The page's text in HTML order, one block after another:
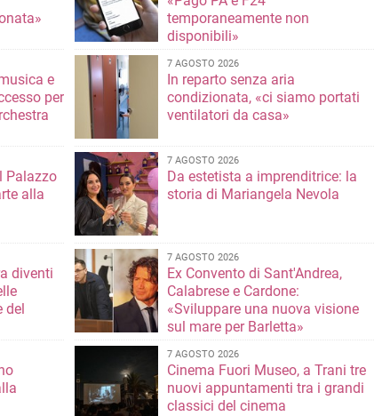
temporaneamente non
disponibili»
e
per
7 AGOSTO 2026
In reparto senza aria
condizionata, «ci siamo portati
ventilatori da casa»
Palazzo
alla
7 AGOSTO 2026
Da estetista a imprenditrice: la
storia di Mariangela Nevola
diventi
del
7 AGOSTO 2026
Ex Convento di Sant'Andrea,
Calabrese e Cardone:
«Sviluppare una nuova visione
sul mare per Barletta»
7 AGOSTO 2026
Cinema Fuori Museo, a Trani tre
nuovi appuntamenti tra i grandi
classici del cinema